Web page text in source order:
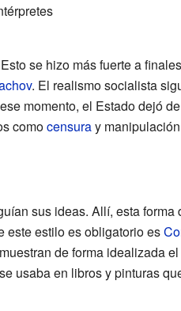
se hizo más fuerte a
. El realismo socialista
momento, el Estado dejó
comocensuray
sus ideas. Allí, esta forma
este estilo es obligatorio es
de forma idealizada el
usaba en libros y pinturas